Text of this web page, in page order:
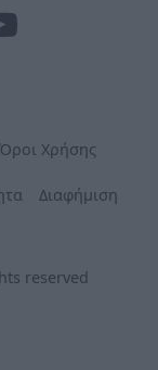
Όροι Χρήσης
Διαφήμιση
reserved